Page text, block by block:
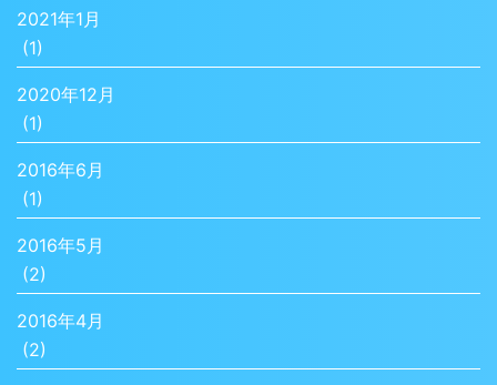
2021年1月
(1)
2020年12月
(1)
2016年6月
(1)
2016年5月
(2)
2016年4月
(2)